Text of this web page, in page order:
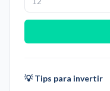
💡 Tips para invertir